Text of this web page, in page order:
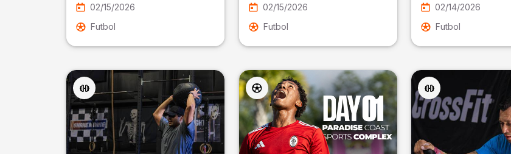
02/15/2026
Futbol
02/15/2026
Futbol
02/14/2026
Futbol